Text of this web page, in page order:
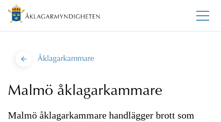
Åklagarkammare
Malmö åklagarkammare
Malmö åklagarkammare handlägger brott som